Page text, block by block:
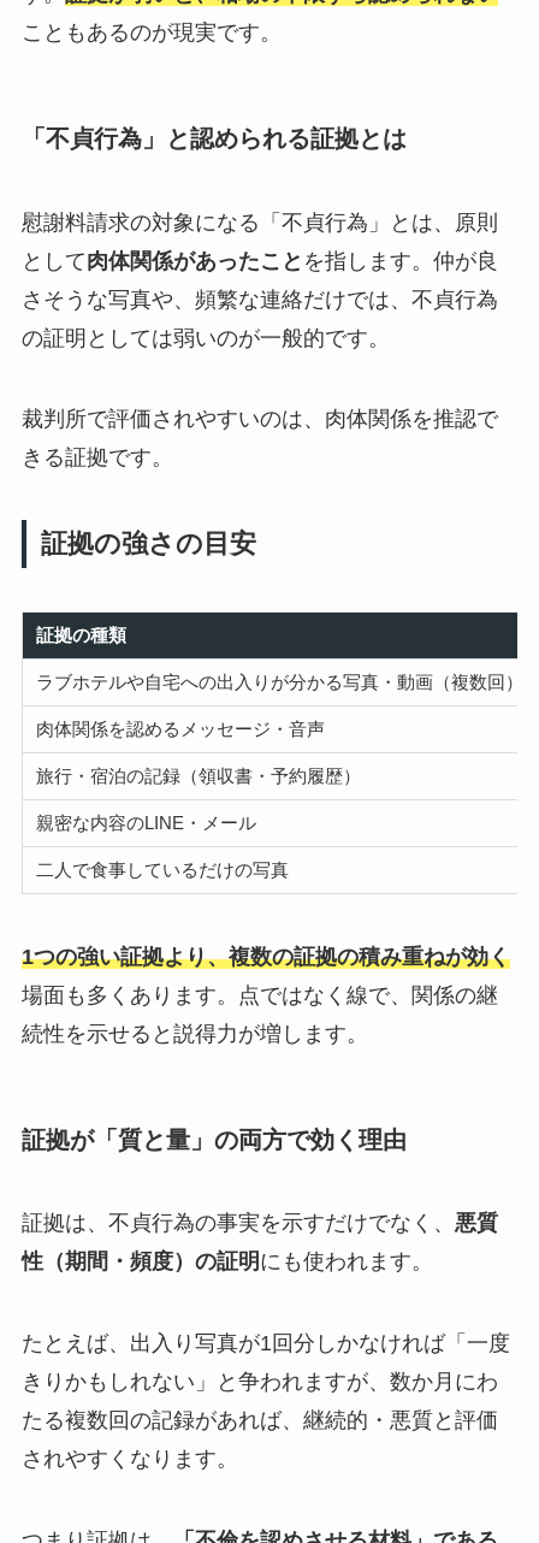
こともあるのが現実です。
「不貞行為」と認められる証拠とは
慰謝料請求の対象になる「不貞行為」とは、原則
として肉体関係があったこと を指します。仲が良
さそうな写真や、頻繁な連絡だけでは、不貞行為
の証明としては弱いのが一般的です。
裁判所で評価されやすいのは、肉体関係を推認で
きる証拠です。
証拠の強さの目安
証拠の種類
ラブホテルや自宅への出入りが分かる写真・動画（複数回）
肉体関係を認めるメッセージ・音声
旅行・宿泊の記録（領収書・予約履歴）
親密な内容のLINE・メール
二人で食事しているだけの写真
1つの強い証拠より、複数の証拠の積み重ねが効く
場面も多くあります。点ではなく線で、関係の継
続性を示せると説得力が増します。
証拠が「質と量」の両方で効く理由
証拠は、不貞行為の事実を示すだけでなく、 悪質
性（期間・頻度）の証明 にも使われます。
たとえば、出入り写真が1回分しかなければ「一度
きりかもしれない」と争われますが、数か月にわ
たる複数回の記録があれば、継続的・悪質と評価
されやすくなります。